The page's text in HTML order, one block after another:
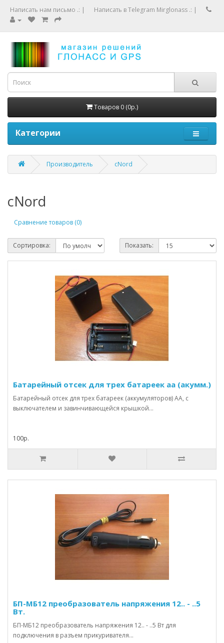
Написать нам письмо .: | Написать в Telegram Mirglonass .: |
Товаров 0 (0р.)
Категории
Производитель cNord
cNord
Сравнение товаров (0)
Сортировка: Показать:
Батарейный отсек для трех батареек аа (акумм.)
Батарейный отсек для трех батареек (аккумуляторов) АА, с
выключателем и завинчивающейся крышкой...
100р.
БП-МБ12 преобразователь напряжения 12.. - ..5
Вт.
БП-МБ12 преобразователь напряжения 12.. - ..5 Вт для
подключения в разъем прикуривателя...